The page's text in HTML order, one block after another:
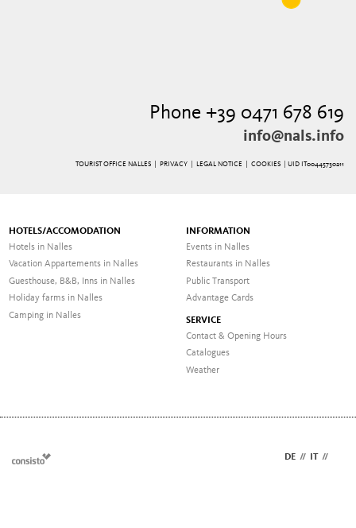
Phone +39 0471 678 619
info@nals.info
TOURIST OFFICE NALLES | PRIVACY| LEGAL NOTICE COOKIES | UID IT00445730211
HOTELS/ACCOMODATION
Hotels in Nalles
Vacation Appartements in Nalles
Guesthouse, B&B, Inns in Nalles
Holiday farms in Nalles
Camping in Nalles
INFORMATION
Events in Nalles
Restaurants in Nalles
Public Transport
Advantage Cards
SERVICE
Contact & Opening Hours
Catalogues
Weather
DE // IT //